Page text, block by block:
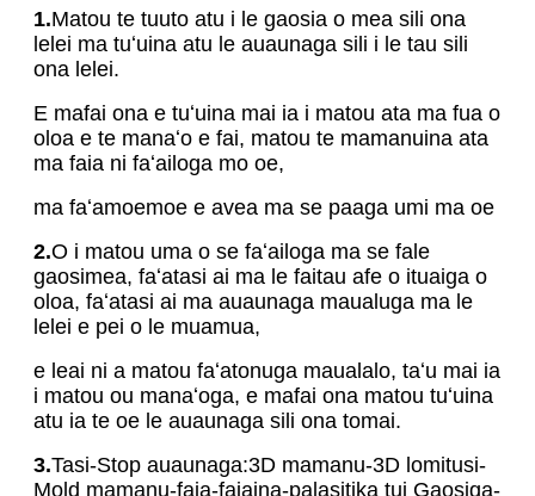
1.Matou te tuuto atu i le gaosia o mea sili ona
lelei ma tuʻuina atu le auaunaga sili i le tau sili
ona lelei.
E mafai ona e tuʻuina mai ia i matou ata ma fua o
oloa e te manaʻo e fai, matou te mamanuina ata
ma faia ni faʻailoga mo oe,
ma faʻamoemoe e avea ma se paaga umi ma oe
2.O i matou uma o se faʻailoga ma se fale
gaosimea, faʻatasi ai ma le faitau afe o ituaiga o
oloa, faʻatasi ai ma auaunaga maualuga ma le
lelei e pei o le muamua,
e leai ni a matou faʻatonuga maualalo, taʻu mai ia
i matou ou manaʻoga, e mafai ona matou tuʻuina
atu ia te oe le auaunaga sili ona tomai.
3.Tasi-Stop auaunaga:3D mamanu-3D lomitusi-
Mold mamanu-faia-faiaina-palasitika tui Gaosiga-